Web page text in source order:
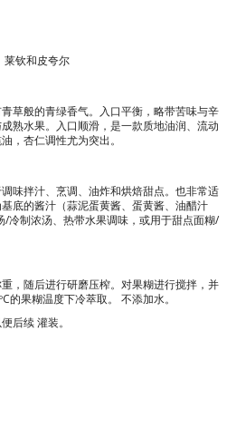
莱钦和皮夸尔
草般的青绿香气。入口平衡，略带苦味与辛
熟水果。入口顺滑，是一款质地油润、流动
，杏仁调性尤为突出。
味拌汁、烹调、油炸和烘焙甜点。也非常适
底的酱汁（蒜泥蛋黄酱、蛋黄酱、油醋汁
冷制浓汤、热带水果调味，或用于甜点面糊/
，随后进行研磨压榨。对果糊进行搅拌，并
的果糊温度下冷萃取。
不添加水。
后续灌装。